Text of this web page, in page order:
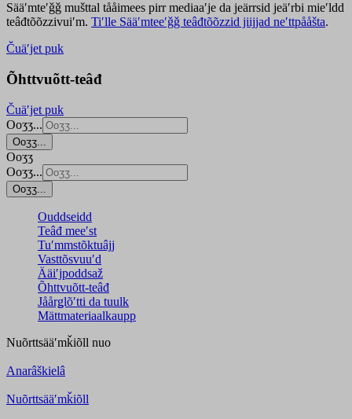
Sääʹmteʹǧǧ mušttal tååimees pirr mediaaʹje da jeärrsid jeäʹrbi mieʹldd
teâđtõõzzivuiʹm. Tiʹlle Sääʹmteeʹǧǧ teâđtõõzzid jiijjad neʹttpååšta.
Čuäʹjet puk
Õhttvuõtt-teâđ
Čuäʹjet puk
Ooʒʒ...
Ooʒʒ...
Ooʒʒ
Ooʒʒ...
Ooʒʒ...
Ouddseidd
Teâđ meeʹst
Tuʹmmstõktuâjj
Vasttõsvuuʹd
Ääiʹjpoddsaž
Õhttvuõtt-teâđ
Jåårǥlõʹtti da tuulk
Mättmateriaalkaupp
Nuõrttsääʹmǩiõll nuo
Anarâškielâ
Nuõrttsääʹmǩiõll